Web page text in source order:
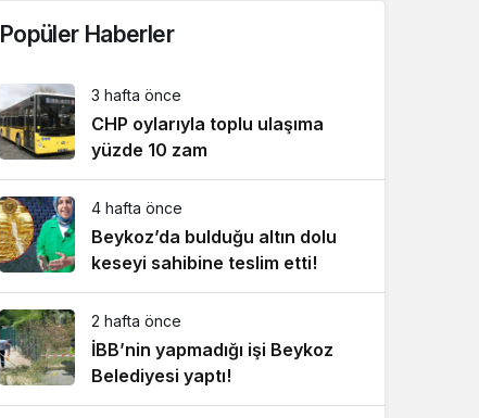
Popüler Haberler
3 hafta önce
CHP oylarıyla toplu ulaşıma
yüzde 10 zam
4 hafta önce
Beykoz’da bulduğu altın dolu
keseyi sahibine teslim etti!
2 hafta önce
İBB’nin yapmadığı işi Beykoz
Belediyesi yaptı!